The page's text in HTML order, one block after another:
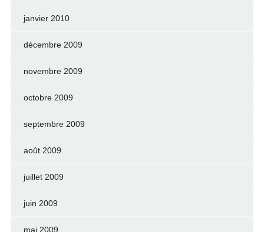
janvier 2010
décembre 2009
novembre 2009
octobre 2009
septembre 2009
août 2009
juillet 2009
juin 2009
mai 2009